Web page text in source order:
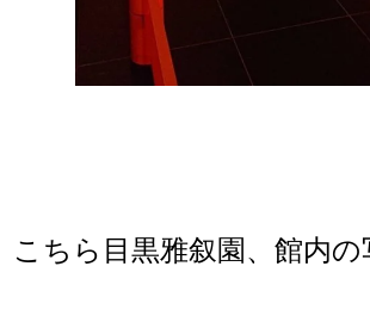
こちら目黒雅叙園、館内の